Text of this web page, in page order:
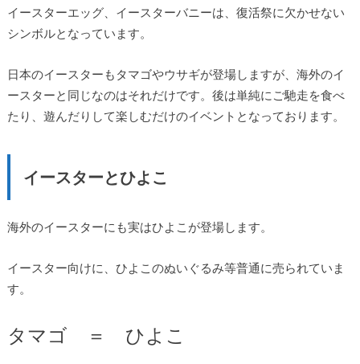
イースターエッグ、イースターバニーは、復活祭に欠かせない
シンボルとなっています。
日本のイースターもタマゴやウサギが登場しますが、海外のイ
ースターと同じなのはそれだけです。後は単純にご馳走を食べ
たり、遊んだりして楽しむだけのイベントとなっております。
イースターとひよこ
海外のイースターにも実はひよこが登場します。
イースター向けに、ひよこのぬいぐるみ等普通に売られていま
す。
タマゴ ＝ ひよこ